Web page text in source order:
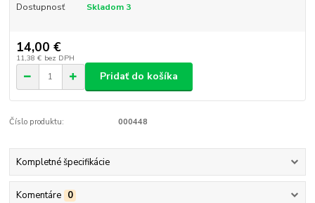
Dostupnosť Skladom 3
14,00 €
11,38 € bez DPH
Pridať do košíka
Číslo produktu: 000448
Kompletné špecifikácie
Komentáre 0